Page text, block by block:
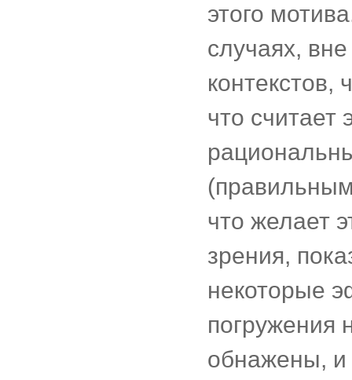
этого
случаях,
контекстов,
что
что желает
зрения,
некоторые
погружения
обнажены, и